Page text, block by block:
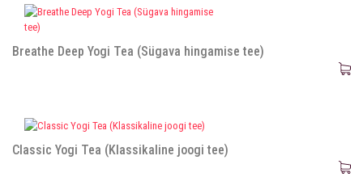
Breathe Deep Yogi Tea (Sügava hingamise tee)
Classic Yogi Tea (Klassikaline joogi tee)